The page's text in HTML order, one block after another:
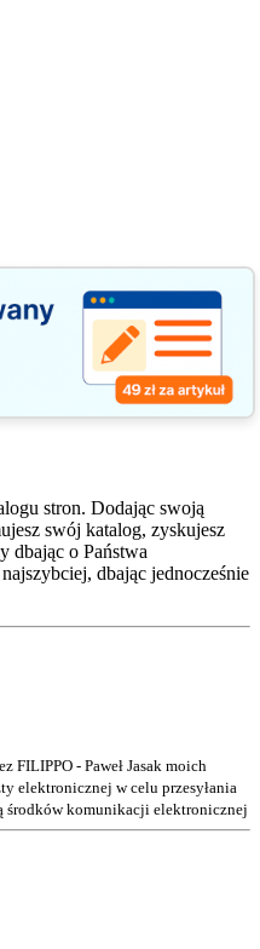
stron. Dodając swoją
swój katalog, zyskujesz
dbając o Państwa
dbając jednocześnie
FILIPPO - Paweł Jasak moich
elektronicznej w celu przesyłania
środków komunikacji elektronicznej